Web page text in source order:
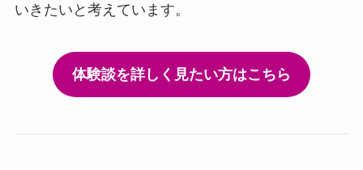
いきたいと考えています。
体験談を詳しく見たい方はこちら